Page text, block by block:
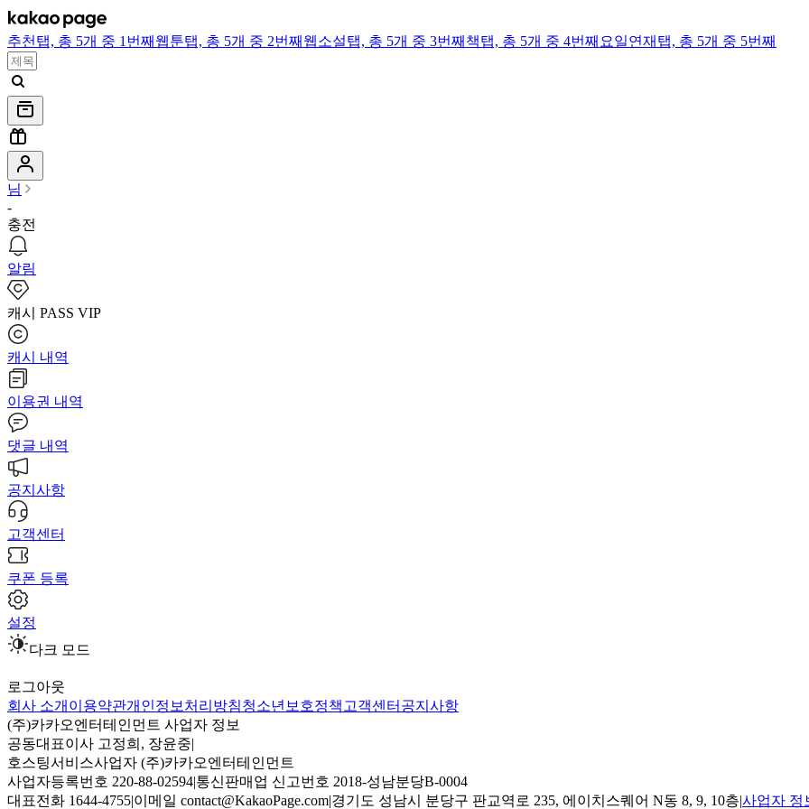
추천 탭, 총 5개 중 1번째 웹툰탭, 총 5개 중 2번째 웹소설탭, 총 5개 중 3번째 책탭, 총 5개 중 4번째 요일연재 탭, 총 5개 중 5번째
님
-
충전
알림
캐시 PASS VIP
캐시 내역
이용권 내역
댓글 내역
공지사항
고객센터
쿠폰 등록
설정
다크 모드
로그아웃
회사 소개 이용약관개인정보처리방침청소년보호정책 고객센터 공지사항
(주)카카오엔터테인먼트 사업자 정보
공동대표이사 고정희, 장윤중|
호스팅서비스사업자 (주)카카오엔터테인먼트
사업자등록번호 220-88-02594|통신판매업 신고번호 2018-성남분당B-0004
대표전화 1644-4755|이메일 contact@KakaoPage.com|경기도 성남시 분당구 판교역로 235, 에이치스퀘어 N동 8, 9, 10층|사업자 정